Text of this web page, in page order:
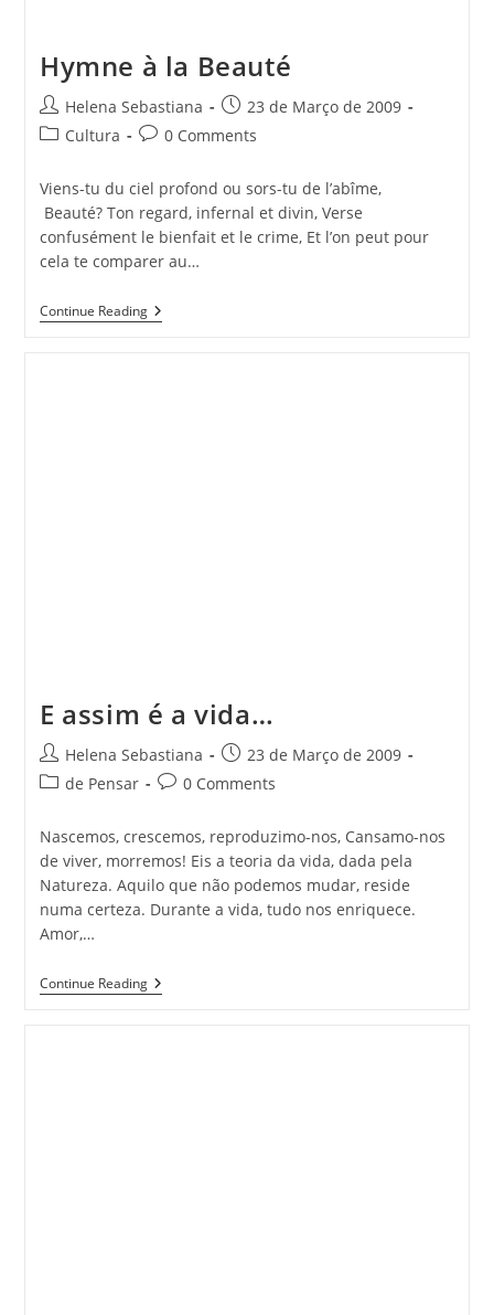
Hymne à la Beauté
Post
author:
Helena Sebastiana
Post
published:
23 de Março de 2009
PostCultura
Post0 Comments
Viens-tu du ciel profond ou sors-tu de l’abîme,
Beauté? Ton regard, infernal et divin, Verse
confusément le bienfait et le crime, Et l’on peut pour
cela te comparer au…
Continue ReadingHymne
À
E assim é a vida…
Post
author:
Helena Sebastiana
Post
published:
23 de Março de 2009
Postde Pensar
Post0 Comments
Nascemos, crescemos, reproduzimo-nos, Cansamo-nos
de viver, morremos! Eis a teoria da vida, dada pela
Natureza. Aquilo que não podemos mudar, reside
numa certeza. Durante a vida, tudo nos enriquece.
Amor,…
Continue ReadingE
Assim